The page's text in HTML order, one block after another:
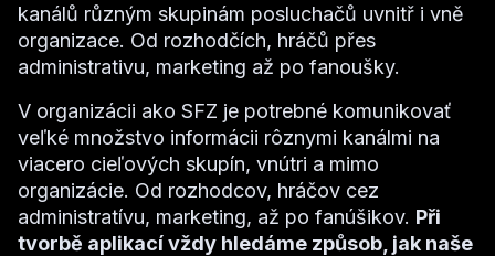
kanálů různým skupinám posluchačů uvnitř i vně
organizace. Od rozhodčích, hráčů přes
administrativu, marketing až po fanoušky.
V organizácii ako SFZ je potrebné komunikovať
veľké množstvo informácii rôznymi kanálmi na
viacero cieľových skupín, vnútri a mimo
organizácie. Od rozhodcov, hráčov cez
administratívu, marketing, až po fanúšikov. Při
tvorbě aplikací vždy hledáme způsob, jak naše